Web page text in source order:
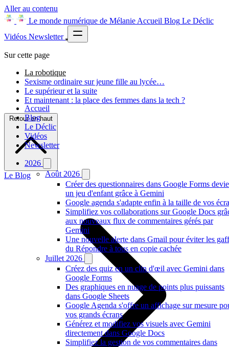
Aller au contenu
Le monde numérique de Mélanie Accueil Blog Le Déclic
Vidéos Newsletter
Accueil
Blog
Le Déclic
Vidéos
Newsletter
2026
Août 2026
Créer des questionnaires dans Google Forms
un jeu d'enfant grâce à Gemini
Google agenda s'adapte enfin à la taille de vos
Simplifiez vos collaborations sur Google Docs
aux nouveaux flux de commentaires gérés par
Gemini
Une nouvelle alerte dans Gmail pour éviter les
du Répondre à tous en copie cachée
Juillet 2026
Créez des quiz en un clin d'œil avec Gemini dans
Google Forms
Des graphiques en nuage de points plus puissants
dans Google Sheets
Google Agenda s'offre un affichage sur mesure
vos grands écrans
Générez et modifiez vos visuels avec Gemini
directement dans Google Docs
Simplifiez la gestion de vos commentaires dans
Sur cette page
La robotique
Sexisme ordinaire sur jeune fille au lycée…
Le supérieur et la suite
Et maintenant : la place des femmes dans la tech ?
Retour en haut
Le Blog